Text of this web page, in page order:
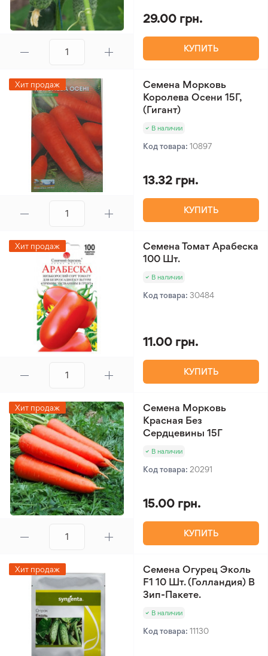
29.00 грн.
КУПИТЬ
Хит продаж
Семена Морковь
Королева Осени 15Г,
(Гигант)
В наличии
Код товара: 10897
13.32 грн.
КУПИТЬ
Хит продаж
Семена Томат Арабеска
100 Шт.
В наличии
Код товара: 30484
11.00 грн.
КУПИТЬ
Хит продаж
Семена Морковь
Красная Без
Сердцевины 15Г
В наличии
Код товара: 20291
15.00 грн.
КУПИТЬ
Хит продаж
Семена Огурец Эколь
F1 10 Шт. (Голландия) В
Зип-Пакете.
В наличии
Код товара: 11130